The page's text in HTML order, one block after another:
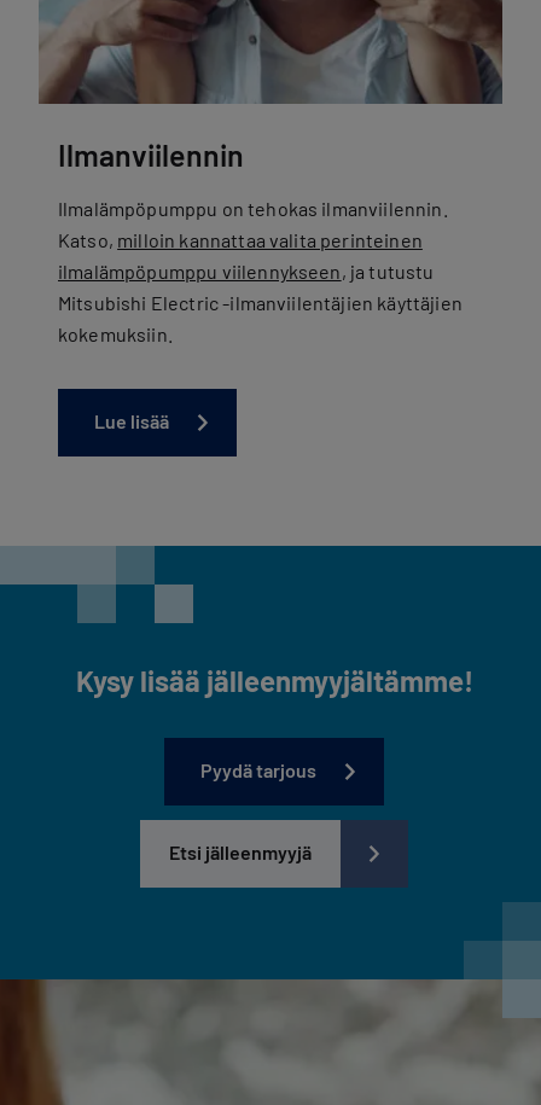
Ilmanviilennin
Ilmalämpöpumppu on tehokas ilmanviilennin.
Katso, milloin kannattaa valita perinteinen
ilmalämpöpumppu viilennykseen, ja tutustu
Mitsubishi Electric -ilmanviilentäjien käyttäjien
kokemuksiin.
Lue lisää
Kysy lisää jälleenmyyjältämme!
Pyydä tarjous
Etsi jälleenmyyjä